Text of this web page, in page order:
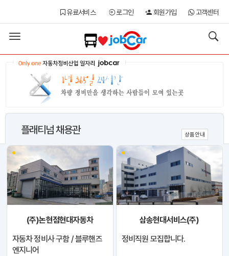
유료서비스 로그인 회원가입 고객센터
Toggle
navigation
플래티넘 채용관 상품안내
(주)논현점현대자동차
자동차 정비사 구함 / 블루핸즈
엔지니어
삼송현대서비스(주)
정비직원 모집합니다.